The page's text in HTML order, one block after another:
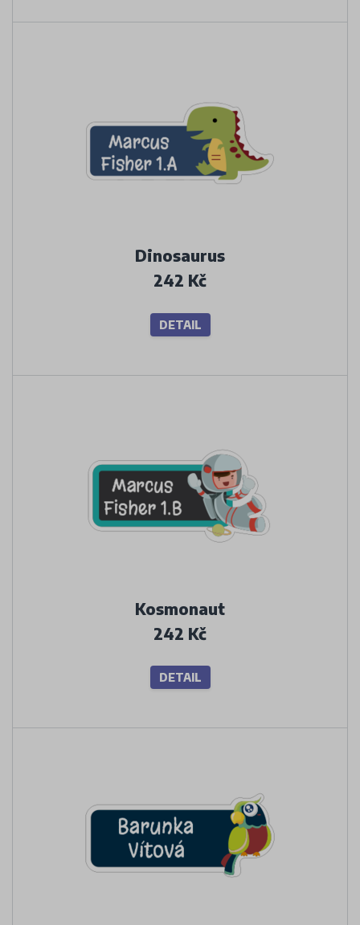
Dinosaurus
242 Kč
DETAIL
Kosmonaut
242 Kč
DETAIL